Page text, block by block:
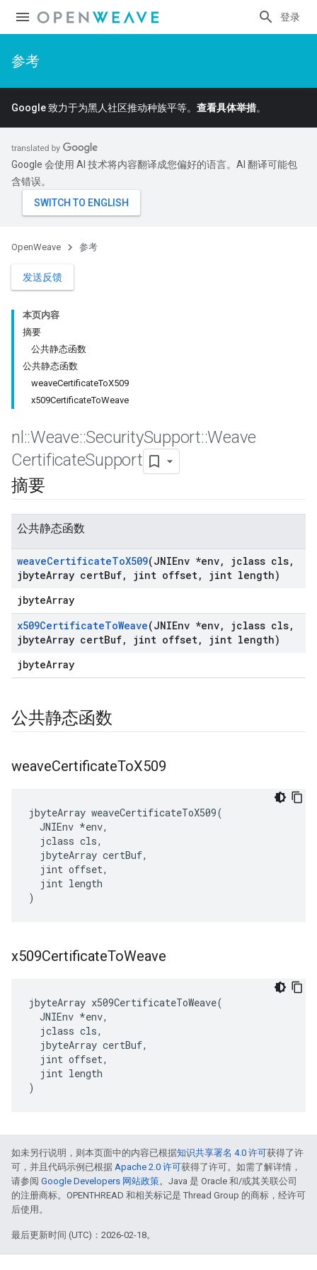
登录
参考
Google 致力于为黑人社区推动种族平等。 查看具体举措。
Google 会使用 AI 技术将内容翻译成您偏好的语言。AI 翻译可能包
含错误。
OpenWeave 参考
发送反馈
本页内容
摘要
公共静态函数
公共静态函数
weaveCertificateToX509
x509CertificateToWeave
nl ::Weave::SecuritySupport::Weave
CertificateSupport
摘要
公共静态函数
weaveCertificateToX509(JNIEnv *env, jclass cls,
jbyteArray certBuf, jint offset,
jint length)
jbyteArray
x509CertificateToWeave(JNIEnv *env, jclass cls,
jbyteArray certBuf, jint offset,
jint length)
jbyteArray
公共静态函数
weaveCertificateToX509
jbyteArray weaveCertificateToX509(
  JNIEnv *env,
  jclass cls,
  jbyteArray certBuf,
  jint offset,
  jint length
)
x509CertificateToWeave
jbyteArray x509CertificateToWeave(
  JNIEnv *env,
  jclass cls,
  jbyteArray certBuf,
  jint offset,
  jint length
)
如未另行说明，则本页面中的内容已根据知识共享署名 4.0 许可获得了许
可，并且代码示例已根据 Apache 2.0 许可获得了许可。如需了解详情，
请参阅 Google Developers 网站政策。Java 是 Oracle 和/或其关联公司
的注册商标。OPENTHREAD 和相关标记是 Thread Group 的商标，经许可
后使用。
最后更新时间 (UTC)：2026-02-18。